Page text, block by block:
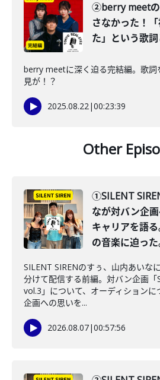
②berry meetの
さなかった！
た」という歌詞
berry meetに深く迫る完結編。歌詞
見が！？
2025.08.22|00:23:39
Other
①SILENT
なが対バン企
キャリアを語
の音楽に迫った
SILENT SIRENのすぅ、山内あいな
分けて配信する前編。対バン企画「
vol.3」について、オーディションに
企画への思いを...
2026.08.07|00:57:56